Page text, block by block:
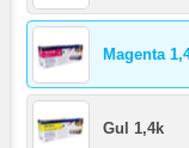
Magenta
Gul 1,4k